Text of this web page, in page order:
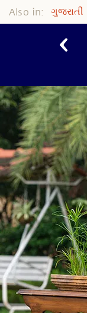
Also in: ગુજરાતી